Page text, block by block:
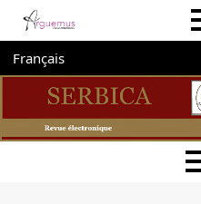
Aller directement au
Aller directement au
Aller au pied de page
Menu du
Changer de langue. La
Français
Administration
Menu